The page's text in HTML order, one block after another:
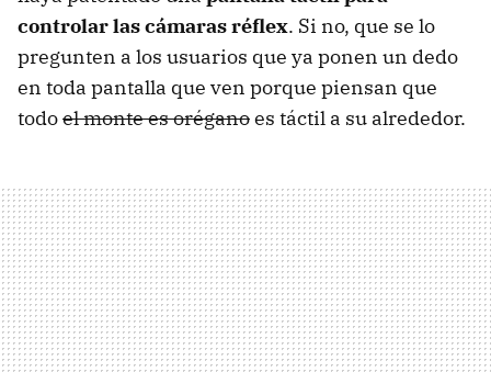
controlar las cámaras réflex. Si no, que se lo
pregunten a los usuarios que ya ponen un dedo
en toda pantalla que ven porque piensan que
todoel monte es oréganoes táctil a su alrededor.